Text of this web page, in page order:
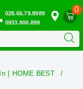
0
028.66.79.8989
0933.800.899
| HOME BEST